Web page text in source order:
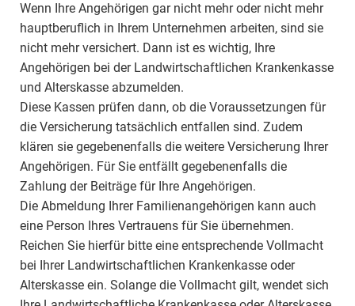
Wenn Ihre Angehörigen gar nicht mehr oder nicht mehr
hauptberuflich in Ihrem Unternehmen arbeiten, sind sie
nicht mehr versichert. Dann ist es wichtig, Ihre
Angehörigen bei der Landwirtschaftlichen Krankenkasse
und Alterskasse abzumelden.
Diese Kassen prüfen dann, ob die Voraussetzungen für
die Versicherung tatsächlich entfallen sind. Zudem
klären sie gegebenenfalls die weitere Versicherung Ihrer
Angehörigen. Für Sie entfällt gegebenenfalls die
Zahlung der Beiträge für Ihre Angehörigen.
Die Abmeldung Ihrer Familienangehörigen kann auch
eine Person Ihres Vertrauens für Sie übernehmen.
Reichen Sie hierfür bitte eine entsprechende Vollmacht
bei Ihrer Landwirtschaftlichen Krankenkasse oder
Alterskasse ein. Solange die Vollmacht gilt, wendet sich